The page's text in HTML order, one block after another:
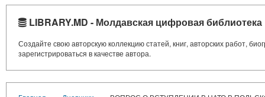
LIBRARY.MD - Молдавская цифровая библиотека
Создайте свою авторскую коллекцию статей, книг, авторских работ,
зарегистрироваться в качестве автора.